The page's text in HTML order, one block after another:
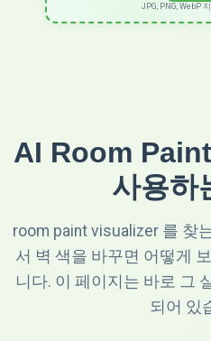
JPG, PNG, WebP
AI Room
사용하
room paint visualizer 를 찾
서 벽 색을 바꾸면 어떻게
니다. 이 페이지는 바로 그
되어 있